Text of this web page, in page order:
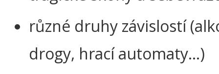
různé druhy závislostí
drogy, hrací automaty…)